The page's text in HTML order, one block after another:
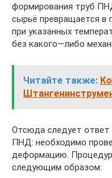
формирования труб
сырьё превращается в
при указанных
без какого—либо
Читайте также:
Отсюда следует ответ
ПНД: необходимо
деформацию.
следующим образом: